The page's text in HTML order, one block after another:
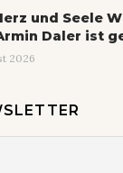
und Seele
Daler ist
2026